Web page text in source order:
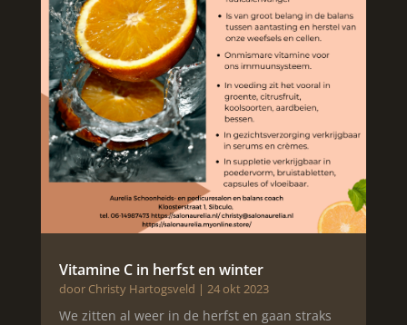
Vitamine C in herfst en winter
door Christy Hartogsveld | 24 okt 2023
We zitten al weer in de herfst en gaan straks